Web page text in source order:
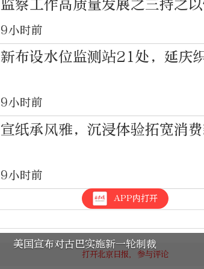
监察工作高质量发展之三持之
9小时前
新布设水位监测站21处，延庆
9小时前
宣纸承风雅，沉浸体验拓宽消
9小时前
APP内打开
美国宣布对古巴实施新一轮制裁